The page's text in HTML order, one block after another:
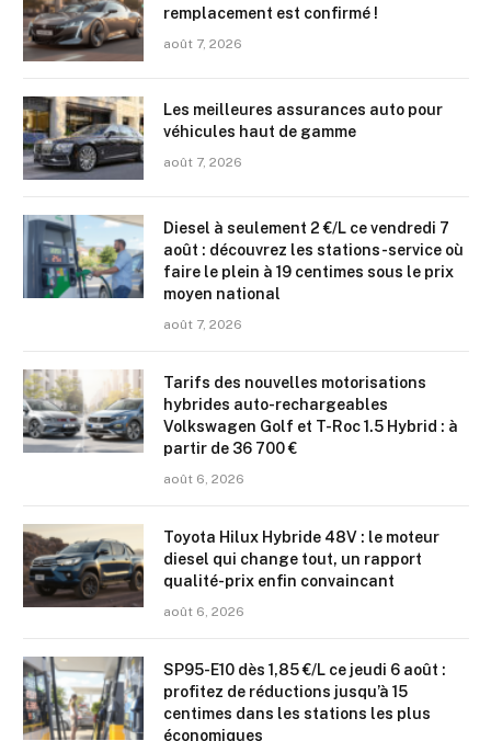
remplacement est confirmé !
août 7, 2026
Les meilleures assurances auto pour
véhicules haut de gamme
août 7, 2026
Diesel à seulement 2 €/L ce vendredi 7
août : découvrez les stations-service où
faire le plein à 19 centimes sous le prix
moyen national
août 7, 2026
Tarifs des nouvelles motorisations
hybrides auto-rechargeables
Volkswagen Golf et T-Roc 1.5 Hybrid : à
partir de 36 700 €
août 6, 2026
Toyota Hilux Hybride 48V : le moteur
diesel qui change tout, un rapport
qualité-prix enfin convaincant
août 6, 2026
SP95-E10 dès 1,85 €/L ce jeudi 6 août :
profitez de réductions jusqu’à 15
centimes dans les stations les plus
économiques